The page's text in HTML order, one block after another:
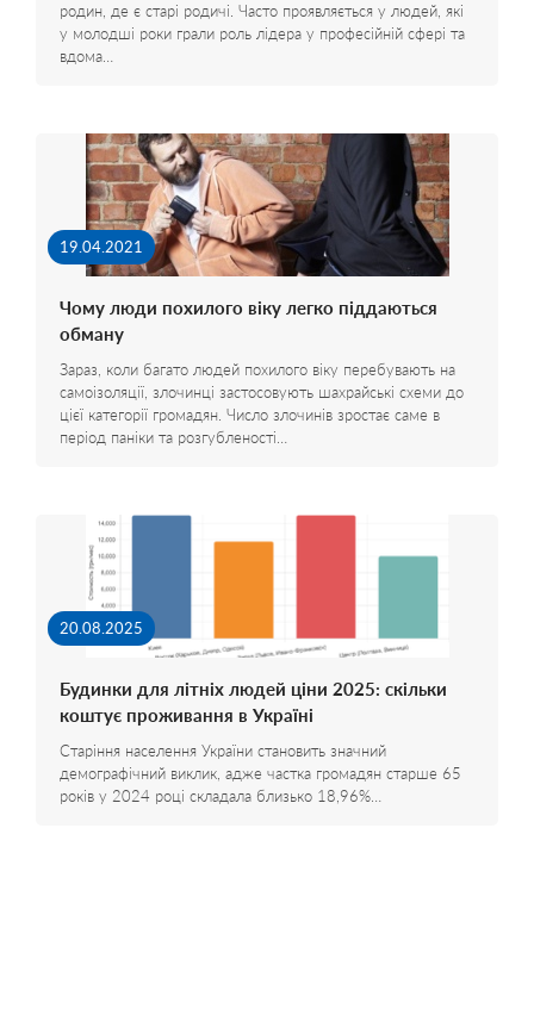
родин, де є старі родичі. Часто проявляється у людей, які
у молодші роки грали роль лідера у професійній сфері та
вдома…
19.04.2021
Чому люди похилого віку легко піддаються
обману
Зараз, коли багато людей похилого віку перебувають на
самоізоляції, злочинці застосовують шахрайські схеми до
цієї категорії громадян. Число злочинів зростає саме в
період паніки та розгубленості…
20.08.2025
Будинки для літніх людей ціни 2025: скільки
коштує проживання в Україні
Старіння населення України становить значний
демографічний виклик, адже частка громадян старше 65
років у 2024 році складала близько 18,96%…